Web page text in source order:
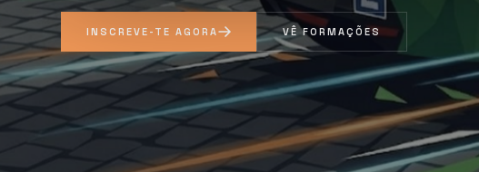
INSCREVE-TE AGORA VÊ FORMAÇÕES